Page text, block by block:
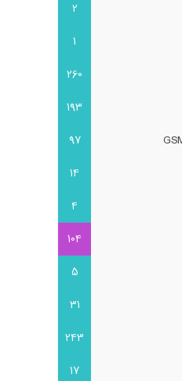
2
1
260
193
97
14
4
104
5
31
243
17